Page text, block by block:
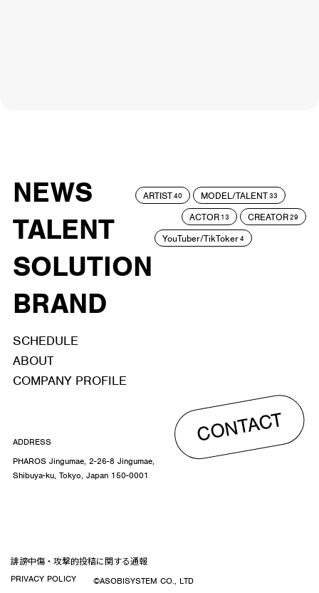
NEWS
TALENT
SOLUTION
BRAND
ARTIST40 MODEL/TALENT33
ACTOR 13 CREATOR29
YouTuber/TikToker4
SCHEDULE
ABOUT
COMPANY PROFILE
CONTACT
ADDRESS
PHAROS Jingumae, 2-26-8 Jingumae,
Shibuya-ku, Tokyo, Japan 150-0001
誹謗中傷・攻撃的投稿に関する通報
PRIVACY POLICY
©ASOBISYSTEM CO., LTD